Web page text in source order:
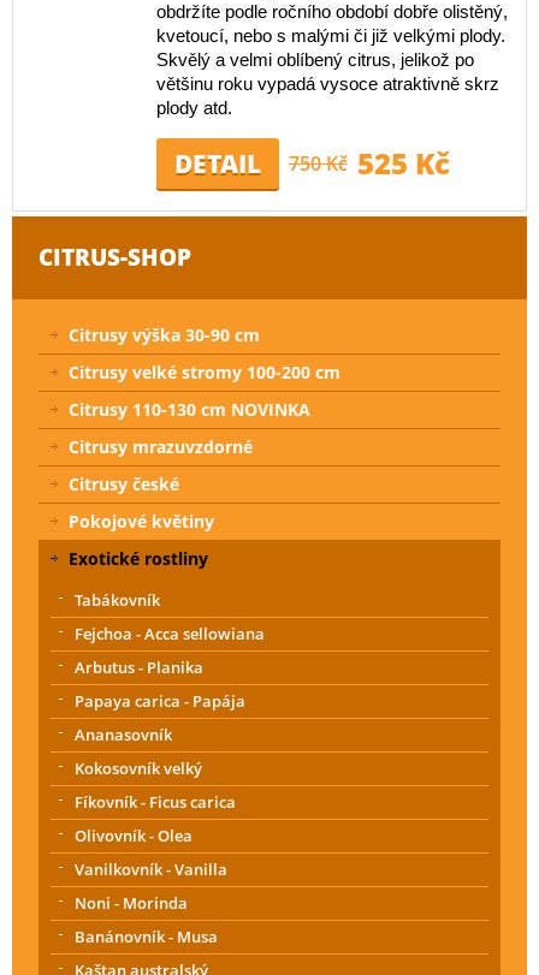
obdržíte podle ročního období dobře olistěný,
kvetoucí, nebo s malými či již velkými plody.
Skvělý a velmi oblíbený citrus, jelikož po
většinu roku vypadá vysoce atraktivně skrz
plody atd.
DETAIL 750 Kč 525 Kč
CITRUS-SHOP
Citrusy výška 30-90 cm
Citrusy velké stromy 100-200 cm
Citrusy 110-130 cm NOVINKA
Citrusy mrazuvzdorné
Citrusy české
Pokojové květiny
Exotické rostliny
Tabákovník
Fejchoa - Acca sellowiana
Arbutus - Planika
Papaya carica - Papája
Ananasovník
Kokosovník velký
Fíkovník - Ficus carica
Olivovník - Olea
Vanilkovník - Vanilla
Noni - Morinda
Banánovník - Musa
Kaštan australský